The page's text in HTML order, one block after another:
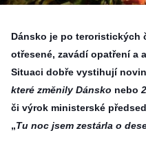
Dánsko je po teroristických
otřesené, zavádí opatření a
Situaci dobře vystihují
které změnily Dánsko nebo
či výrok ministerské
„Tu noc jsem zestárla o